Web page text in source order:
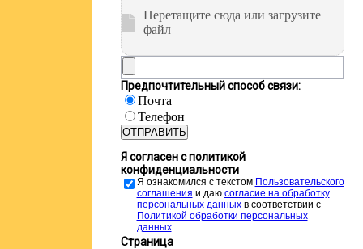
Перетащите сюда или загрузите
файл
Предпочтительный способ связи:
Почта
Телефон
ОТПРАВИТЬ
Я согласен с политикой
конфиденциальности
Я ознакомился с текстом Пользовательского
соглашения и даю cогласие на обработку
персональных данныхв соответствии с
Политикой обработки персональных
данных
Страница